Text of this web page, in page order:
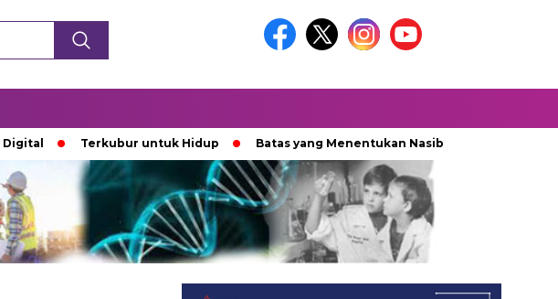
Terkubur untuk Hidup Batas yang Menentukan Nasib Bintang